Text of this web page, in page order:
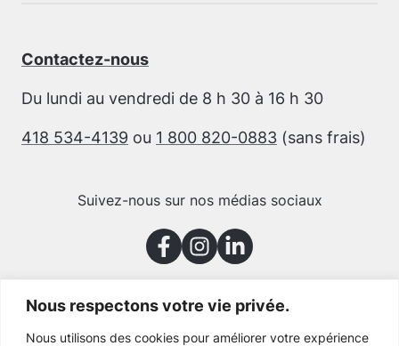
Nous respectons votre vie privée.
Nous utilisons des cookies pour améliorer votre expérience
Contactez-nous
Du lundi au vendredi de 8 h 30 à 16 h 30
418 534-4139 ou 1 800 820-0883 (sans frais)
Suivez-nous sur nos médias sociaux
Merci à nos partenaires